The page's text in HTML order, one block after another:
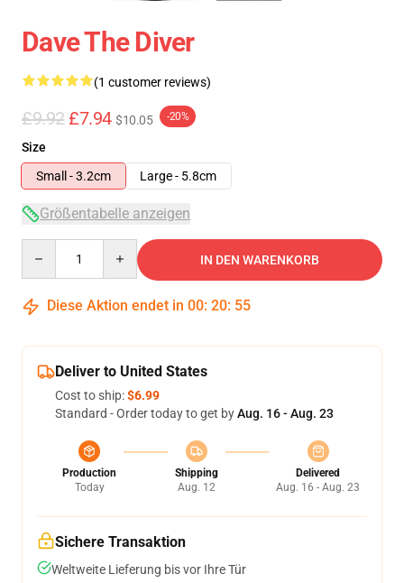
Dave The Diver
(1 customer reviews)
£9.92 £7.94 $10.05 -20%
Size
Small - 3.2cm
Large - 5.8cm
Größentabelle anzeigen
IN DEN WARENKORB
Diese Aktion endet in 00: 20: 55
Deliver to United States
Cost to ship:$6.99
Standard - Order today to get byAug. 16 - Aug. 23
Production
Today
Shipping
Aug. 12
Delivered
Aug. 16 - Aug. 23
Sichere Transaktion
Weltweite Lieferung bis vor Ihre Tür